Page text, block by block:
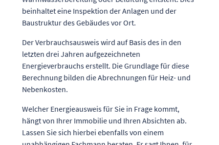
beinhaltet eine Inspektion der Anlagen und der
Baustruktur des Gebäudes vor Ort.
Der Verbrauchsausweis wird auf Basis des in den
letzten drei Jahren aufgezeichneten
Energieverbrauchs erstellt. Die Grundlage für diese
Berechnung bilden die Abrechnungen für Heiz- und
Nebenkosten.
Welcher Energieausweis für Sie in Frage kommt,
hängt von Ihrer Immobilie und Ihren Absichten ab.
Lassen Sie sich hierbei ebenfalls von einem